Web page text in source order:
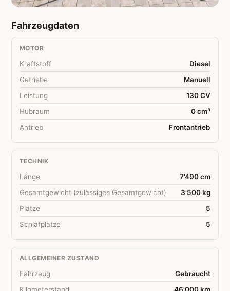
Fahrzeugdaten
MOTOR
Kraftstoff
Diesel
Getriebe
Manuell
Leistung
130 CV
Hubraum
0 cm³
Antrieb
Frontantrieb
TECHNIK
Länge
7'490 cm
Gesamtgewicht (zulässiges Gesamtgewicht)
3'500 kg
Plätze
5
Schlafplätze
5
ALLGEMEINER ZUSTAND
Fahrzeug
Gebraucht
Kilometerstand
46'000 km